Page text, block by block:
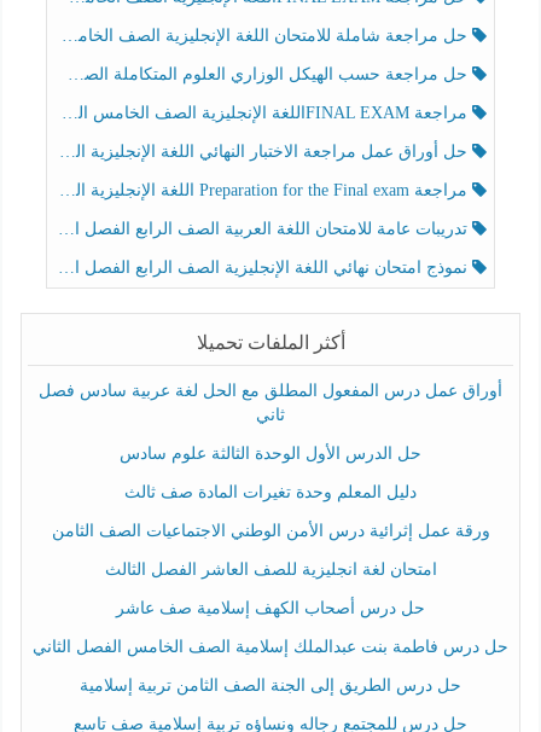
حل مراجعة شاملة للامتحان اللغة الإنجليزية الصف الخامس الفصل الثالث
حل مراجعة حسب الهيكل الوزاري العلوم المتكاملة الصف الخامس عام الفصل الثالث
مراجعة FINAL EXAMاللغة الإنجليزية الصف الخامس الفصل الثالث
حل أوراق عمل مراجعة الاختبار النهائي اللغة الإنجليزية الصف الرابع الفصل الثالث
مراجعة Preparation for the Final exam اللغة الإنجليزية الصف الرابع الفصل الثالث
تدريبات عامة للامتحان اللغة العربية الصف الرابع الفصل الثالث
نموذج امتحان نهائي اللغة الإنجليزية الصف الرابع الفصل الثالث
أكثر الملفات تحميلا
أوراق عمل درس المفعول المطلق مع الحل لغة عربية سادس فصل
ثاني
حل الدرس الأول الوحدة الثالثة علوم سادس
دليل المعلم وحدة تغيرات المادة صف ثالث
ورقة عمل إثرائية درس الأمن الوطني الاجتماعيات الصف الثامن
امتحان لغة انجليزية للصف العاشر الفصل الثالث
حل درس أصحاب الكهف إسلامية صف عاشر
حل درس فاطمة بنت عبدالملك إسلامية الصف الخامس الفصل الثاني
حل درس الطريق إلى الجنة الصف الثامن تربية إسلامية
حل درس للمجتمع رجاله ونساؤه تربية إسلامية صف تاسع